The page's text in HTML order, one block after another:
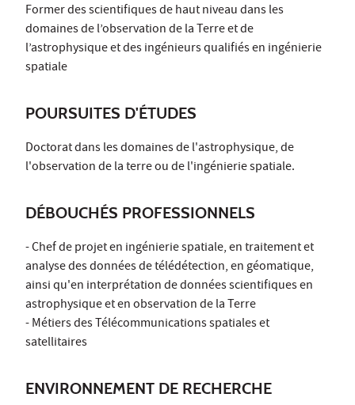
Former des scientifiques de haut niveau dans les
domaines de l’observation de la Terre et de
l’astrophysique et des ingénieurs qualifiés en ingénierie
spatiale
POURSUITES D'ÉTUDES
Doctorat dans les domaines de l'astrophysique, de
l'observation de la terre ou de l'ingénierie spatiale.
DÉBOUCHÉS PROFESSIONNELS
- Chef de projet en ingénierie spatiale, en traitement et
analyse des données de télédétection, en géomatique,
ainsi qu'en interprétation de données scientifiques en
astrophysique et en observation de la Terre
- Métiers des Télécommunications spatiales et
satellitaires
ENVIRONNEMENT DE RECHERCHE